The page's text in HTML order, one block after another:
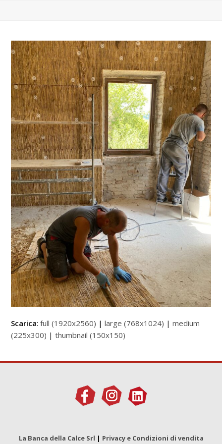
Scarica:full (1920x2560) |large (768x1024) |medium
(225x300) |thumbnail (150x150)
La Banca della Calce Srl | Privacy e Condizioni di vendita